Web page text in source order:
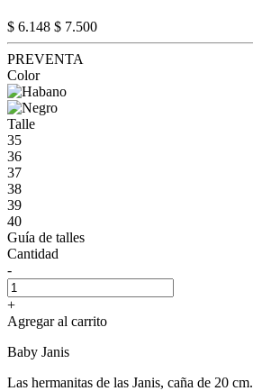
$ 6.148 $ 7.500
PREVENTA
Color
Talle
35
36
37
38
39
40
Guía de talles
Cantidad
-
+
Agregar al carrito
Baby Janis
Las hermanitas de las Janis, caña de 20 cm.